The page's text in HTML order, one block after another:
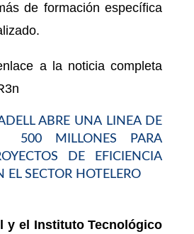
de formación específica
a la noticia completa
ABRE UNA LINEA DE
500 MILLONES PARA
DE EFICIENCIA
EL SECTOR HOTELERO
y el Instituto Tecnológico